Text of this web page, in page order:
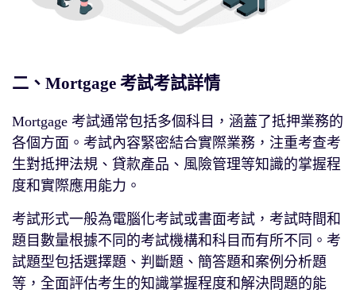
二、Mortgage 考試考試詳情
Mortgage 考試通常包括多個科目，涵蓋了抵押業務的
各個方面。考試內容緊密結合實際業務，注重考查考
生對抵押法規、貸款產品、風險管理等知識的掌握程
度和實際應用能力。
考試形式一般為電腦化考試或書面考試，考試時間和
題目數量根據不同的考試機構和科目而有所不同。考
試題型包括選擇題、判斷題、簡答題和案例分析題
等，全面評估考生的知識掌握程度和解決問題的能